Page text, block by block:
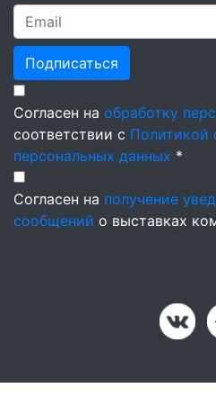
Подписаться
Согласен на обработку
соответствии с Политикой
персональных данных *
Согласен на получение
сообщений о выставках